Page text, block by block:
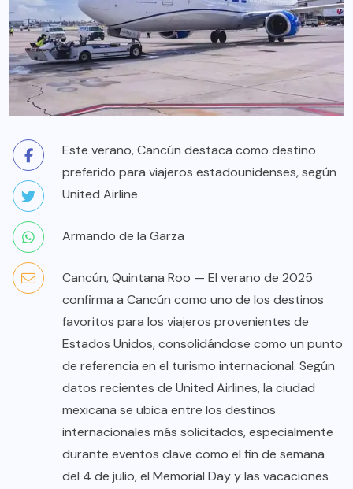
Este verano, Cancún destaca como destino
preferido para viajeros estadounidenses, según
United Airline
Armando de la Garza
Cancún, Quintana Roo — El verano de 2025
confirma a Cancún como uno de los destinos
favoritos para los viajeros provenientes de
Estados Unidos, consolidándose como un punto
de referencia en el turismo internacional. Según
datos recientes de United Airlines, la ciudad
mexicana se ubica entre los destinos
internacionales más solicitados, especialmente
durante eventos clave como el fin de semana
del 4 de julio, el Memorial Day y las vacaciones